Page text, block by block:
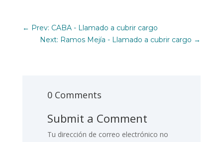
← Prev: CABA - Llamado a cubrir cargo
Next: Ramos Mejía - Llamado a cubrir cargo →
0 Comments
Submit a Comment
Tu dirección de correo electrónico no